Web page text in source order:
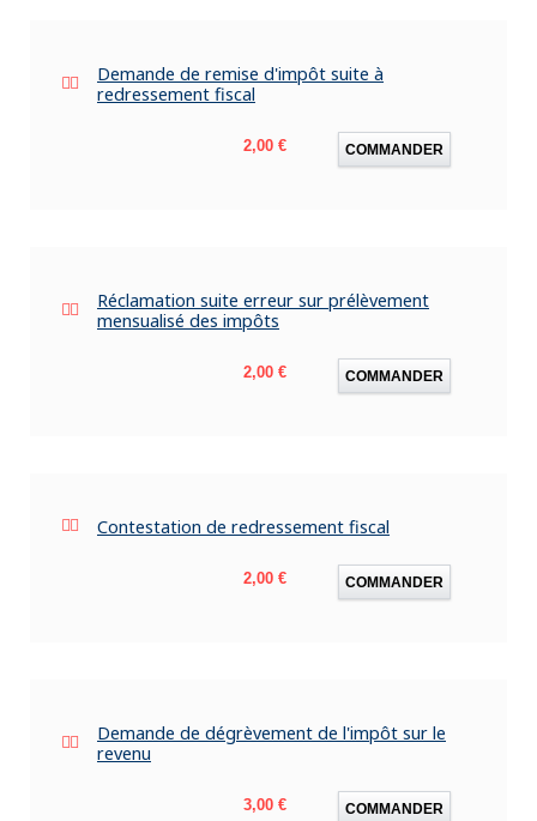
Demande de remise d'impôt suite à
redressement fiscal
Prix
2,00 € COMMANDER
Réclamation suite erreur sur prélèvement
mensualisé des impôts
Prix
2,00 € COMMANDER
Contestation de redressement fiscal
Prix
2,00 € COMMANDER
Demande de dégrèvement de l'impôt sur le
revenu
Prix
3,00 € COMMANDER